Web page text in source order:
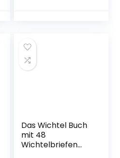
Das Wichtel Buch
mit 48
Wichtelbriefen